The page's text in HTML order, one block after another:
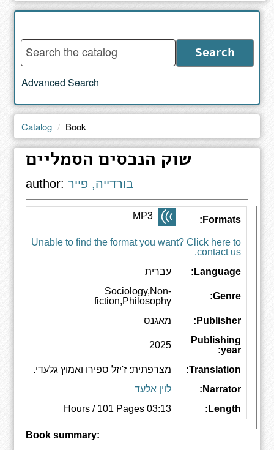
Enter
words
to
search
catalog
Search
Advanced Search
Catalog Book
שוק הנכסים הסמליים
author:בורדייה, פייר
Formats:
Unable to find the format you want? Click here to
contact us.
Language:
עברית
Genre:
Sociology,Non-
fiction,Philosophy
Publisher:
מאגנס
Publishing
year:
2025
Translation:
מצרפתית: ז'יזל ספירו ואמוץ גלעדי.
Narrator:
לוין אלעד
Length:
03:13 Hours / 101 Pages
Book summary: